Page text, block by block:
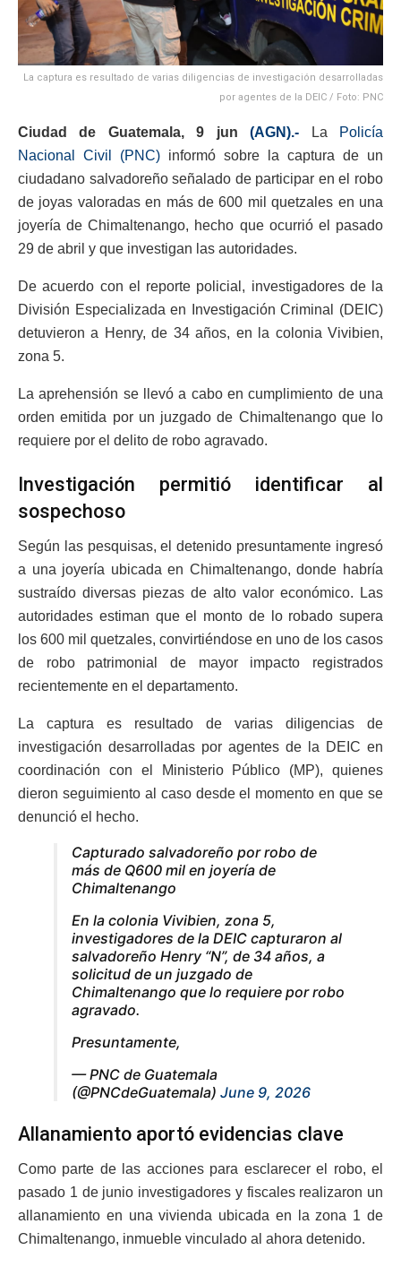
La captura es resultado de varias diligencias de investigación desarrolladas
por agentes de la DEIC / Foto: PNC
Ciudad de Guatemala, 9 jun (AGN).- La
Policía
Nacional Civil (PNC) informó sobre la captura de un
ciudadano salvadoreño señalado de participar en el robo
de joyas valoradas en más de 600 mil quetzales en una
joyería de Chimaltenango, hecho que ocurrió el pasado
29 de abril y que investigan las autoridades.
De acuerdo con el reporte policial, investigadores de la
División Especializada en Investigación Criminal (DEIC)
detuvieron a Henry, de 34 años, en la colonia Vivibien,
zona 5.
La aprehensión se llevó a cabo en cumplimiento de una
orden emitida por un juzgado de Chimaltenango que lo
requiere por el delito de robo agravado.
Investigación permitió identificar al
sospechoso
Según las pesquisas, el detenido presuntamente ingresó
a una joyería ubicada en Chimaltenango, donde habría
sustraído diversas piezas de alto valor económico. Las
autoridades estiman que el monto de lo robado supera
los 600 mil quetzales, convirtiéndose en uno de los casos
de robo patrimonial de mayor impacto registrados
recientemente en el departamento.
La captura es resultado de varias diligencias de
investigación desarrolladas por agentes de la DEIC en
coordinación con el Ministerio Público (MP), quienes
dieron seguimiento al caso desde el momento en que se
denunció el hecho.
Capturado salvadoreño por robo de
más de Q600 mil en joyería de
Chimaltenango
En la colonia Vivibien, zona 5,
investigadores de la DEIC capturaron al
salvadoreño Henry “N”, de 34 años, a
solicitud de un juzgado de
Chimaltenango que lo requiere por robo
agravado.
Presuntamente,
— PNC de Guatemala
(@PNCdeGuatemala) June 9, 2026
Allanamiento aportó evidencias clave
Como parte de las acciones para esclarecer el robo, el
pasado 1 de junio investigadores y fiscales realizaron un
allanamiento en una vivienda ubicada en la zona 1 de
Chimaltenango, inmueble vinculado al ahora detenido.